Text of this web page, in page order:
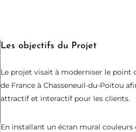
Les objectifs du Projet
Le projet visait à moderniser le point
de France à Chasseneuil-du-Poitou
attractif et interactif pour les clients.
En installant un écran mural